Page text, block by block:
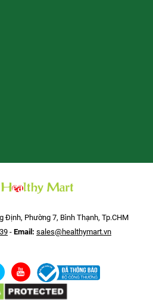
Định, Phường 7, Bình Thạnh, Tp.CHM
- Email: sales@healthymart.vn